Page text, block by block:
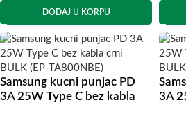
DODAJ U KORPU
Samsung kucni punjac PD
3A 25W Type C bez kabla
3A